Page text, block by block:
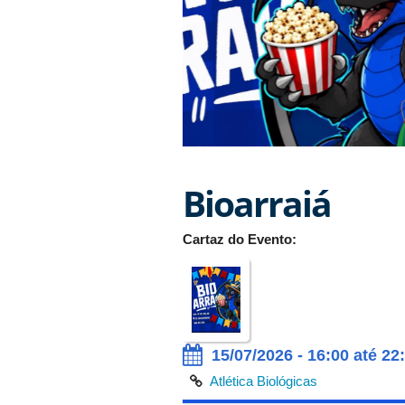
Bioarraiá
Cartaz do Evento:
15/07/2026 - 16:00 até
Atlética Biológicas